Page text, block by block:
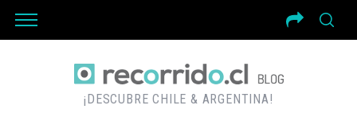
¡DESCUBRE CHILE & ARGENTINA!